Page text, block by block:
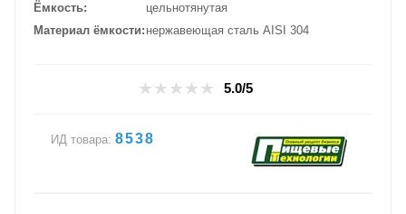
Ёмкость
цельнотянутая
Материал ёмкости нержавеющая сталь AISI 304
5.0/5
ИД товара: 8538